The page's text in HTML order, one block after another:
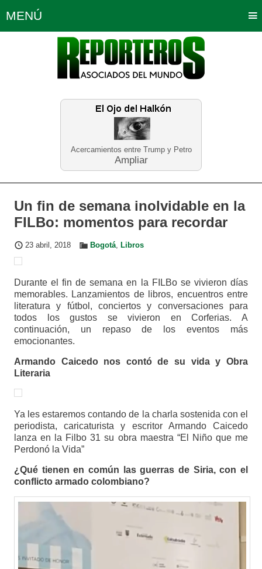
Acercamientos entre Trump y Petro
Ampliar
MENÚ
Política Opinión Bogotá
Planeta Tierra Deportes
Educación Neira
Un fin de semana inolvidable en la
FILBo: momentos para recordar
23 abril, 2018 Bogotá, Libros
Durante el fin de semana en la FILBo se vivieron días
memorables. Lanzamientos de libros, encuentros entre
literatura y fútbol, conciertos y conversaciones para
todos los gustos se vivieron en Corferias. A
continuación, un repaso de los eventos más
emocionantes.
Armando Caicedo nos contó de su vida y Obra
Literaria
Ya les estaremos contando de la charla sostenida con el
periodista, caricaturista y escritor Armando Caicedo
lanza en la Filbo 31 su obra maestra “El Niño que me
Perdonó la Vida”
¿Qué tienen en común las guerras de Siria, con el
conflicto armado colombiano?